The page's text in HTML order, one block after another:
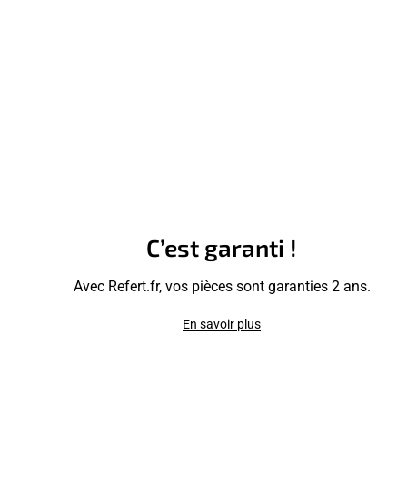
C’est garanti !
Avec Refert.fr, vos pièces sont garanties 2 ans.
En savoir plus